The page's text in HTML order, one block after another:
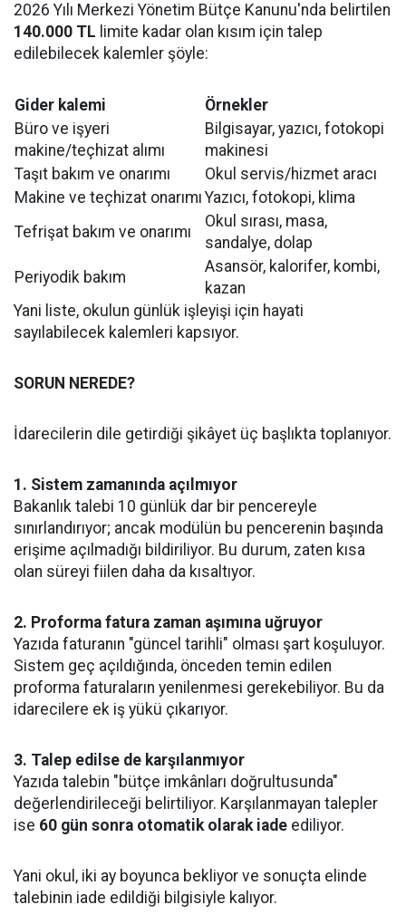
2026 Yılı Merkezi Yönetim Bütçe Kanunu'nda belirtilen
140.000 TL limite kadar olan kısım için talep
edilebilecek kalemler şöyle:
Gider kalemi
Örnekler
Büro ve işyeri
makine/teçhizat alımı
Bilgisayar, yazıcı, fotokopi
makinesi
Taşıt bakım ve onarımı
Okul servis/hizmet aracı
Makine ve teçhizat onarımı Yazıcı, fotokopi, klima
Tefrişat bakım ve onarımı
Okul sırası, masa,
sandalye, dolap
Periyodik bakım
Asansör, kalorifer, kombi,
kazan
Yani liste, okulun günlük işleyişi için hayati
sayılabilecek kalemleri kapsıyor.
SORUN NEREDE?
İdarecilerin dile getirdiği şikâyet üç başlıkta toplanıyor.
1. Sistem zamanında açılmıyor
Bakanlık talebi 10 günlük dar bir pencereyle
sınırlandırıyor; ancak modülün bu pencerenin başında
erişime açılmadığı bildiriliyor. Bu durum, zaten kısa
olan süreyi fiilen daha da kısaltıyor.
2. Proforma fatura zaman aşımına uğruyor
Yazıda faturanın "güncel tarihli" olması şart koşuluyor.
Sistem geç açıldığında, önceden temin edilen
proforma faturaların yenilenmesi gerekebiliyor. Bu da
idarecilere ek iş yükü çıkarıyor.
3. Talep edilse de karşılanmıyor
Yazıda talebin "bütçe imkânları doğrultusunda"
değerlendirileceği belirtiliyor. Karşılanmayan talepler
ise 60 gün sonra otomatik olarak iade ediliyor.
Yani okul, iki ay boyunca bekliyor ve sonuçta elinde
talebinin iade edildiği bilgisiyle kalıyor.